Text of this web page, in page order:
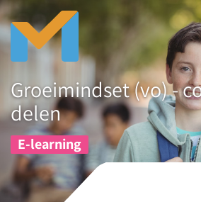
Groeimindset (vo) -
delen
E-learning